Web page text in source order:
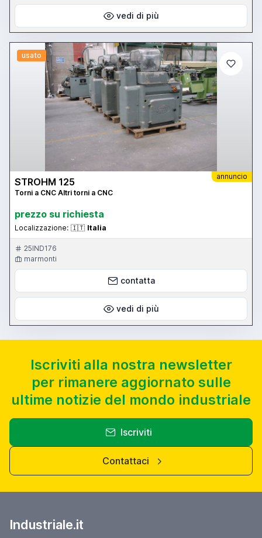
vedi di più
usato
annuncio
STROHM 125
Torni a CNC Altri torni a CNC
prezzo su richiesta
Localizzazione: 🇮🇹 Italia
25IND176
marmonti
contatta
vedi di più
Iscriviti alla nostra newsletter
per rimanere aggiornato sulle
ultime notizie del mondo industriale
Iscriviti
Contattaci
Industriale.it